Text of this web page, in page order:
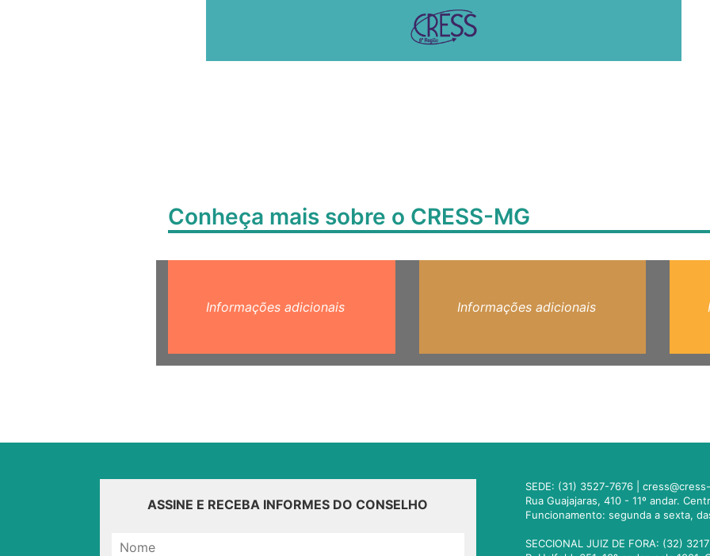
Conheça mais sobre o CRESS-MG
Informações adicionais Informações adicionais
ASSINE E RECEBA INFORMES DO CONSELHO
SEDE: (31) 3527-7676 |
Rua Guajajaras, 410 - 11º andar.
Funcionamento: segunda a sexta,
SECCIONAL JUIZ DE FORA: (32)